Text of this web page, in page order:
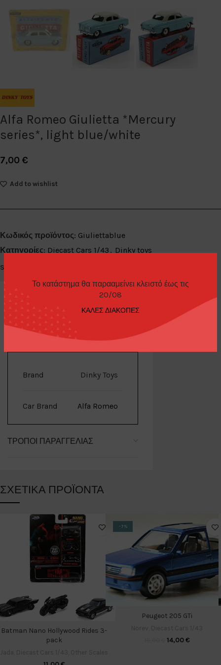
Το κατάστημα θα παρααμείνει κλειστό έως τις
20/08
ΚΑΛΕΣ ΔΙΑΚΟΠΕΣ
Alfa Romeo Giulietta *Mercury
series*, light blue/white
7,00 €
Add to wishlist
Κωδικός προϊόντος: Giuliettablue
Κατηγορίες: Diecast Cars 1/43 , Dinky toys
Share:
ΕΠΙΠΛΈΟΝ ΠΛΗΡΟΦΟΡΊΕΣ
Brand Dinky Toys
Car Brand Alfa Romeo
ΤΡΌΠΟΙ ΠΑΡΑΓΓΕΛΊΑΣ
ΣΧΕΤΙΚΆ ΠΡΟΪΌΝΤΑ
Batman Nano Hollywood Rides 3-
pack
-7%
Peugeot 205 GTi
14,00€